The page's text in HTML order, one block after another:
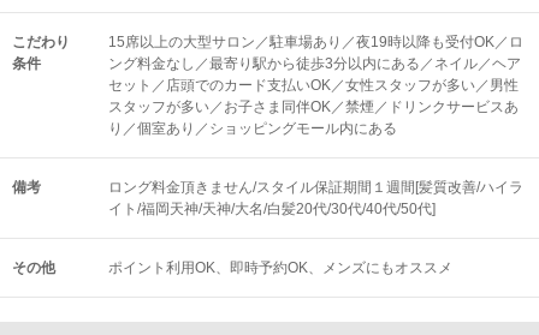
こだわり
条件
15席以上の大型サロン／駐車場あり／夜19時以降も受付OK／ロ
ング料金なし／最寄り駅から徒歩3分以内にある／ネイル／ヘア
セット／店頭でのカード支払いOK／女性スタッフが多い／男性
スタッフが多い／お子さま同伴OK／禁煙／ドリンクサービスあ
り／個室あり／ショッピングモール内にある
備考
ロング料金頂きません/スタイル保証期間１週間[髪質改善/ハイラ
イト/福岡天神/天神/大名/白髪20代/30代/40代/50代]
その他 ポイント利用OK 即時予約OK メンズにもオススメ